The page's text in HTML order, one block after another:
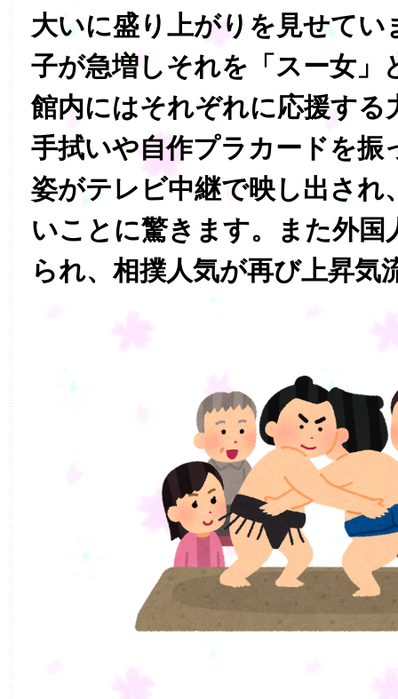
大いに盛り上がりを見せてい
子が急増しそれを「スー女」
館内にはそれぞれに応援する
手拭いや自作プラカードを振
姿がテレビ中継で映し出され
いことに驚きます。また外国
られ、相撲人気が再び上昇気